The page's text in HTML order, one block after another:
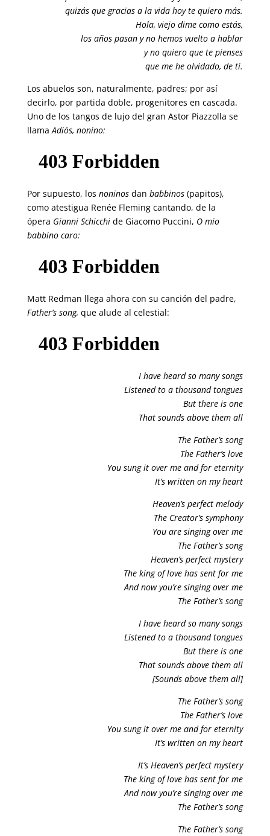
quizás que gracias a la vida hoy te quiero más.
Hola, viejo dime como estás,
los años pasan y no hemos vuelto a hablar
y no quiero que te pienses
que me he olvidado, de ti.
Los abuelos son, naturalmente, padres; por así
decirlo, por partida doble, progenitores en cascada.
Uno de los tangos de lujo del gran Astor Piazzolla se
llamaAdiós, nonino:
Por supuesto, los noninosdan babbinos (papitos),
como atestigua Renée Fleming cantando, de la
ópera Gianni Schicchide Giacomo Puccini, O mio
babbino caro:
Matt Redman llega ahora con su canción del padre,
Father’s song, que alude al celestial:
I have heard so many songs
Listened to a thousand tongues
But there is one
That sounds above them all
The Father’s song
The Father’s love
You sung it over me and for eternity
It’s written on my heart
Heaven’s perfect melody
The Creator’s symphony
You are singing over me
The Father’s song
Heaven’s perfect mystery
The king of love has sent for me
And now you’re singing over me
The Father’s song
I have heard so many songs
Listened to a thousand tongues
But there is one
That sounds above them all
[Sounds above them all]
The Father’s song
The Father’s love
You sung it over me and for eternity
It’s written on my heart
It’s Heaven’s perfect mystery
The king of love has sent for me
And now you’re singing over me
The Father’s song
The Father’s song